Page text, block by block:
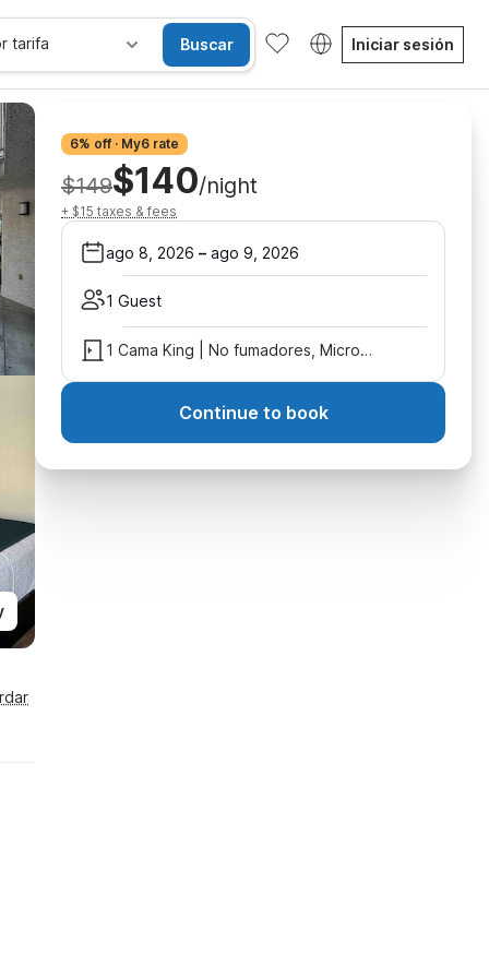
tarifa Buscar Iniciar sesión
6% off · My6 rate
$149$140/night
+ $15 taxes & fees
ago 8, 2026 – ago 9, 2026
1 Guest
1 Cama King | No fumadores, Microondas
Continue to book